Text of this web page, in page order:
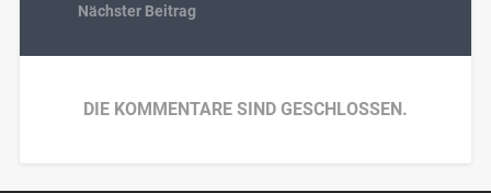
Nächster Beitrag
DIE KOMMENTARE SIND GESCHLOSSEN.